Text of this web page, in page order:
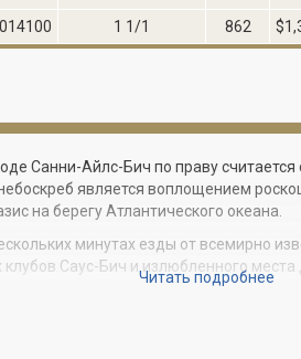
1 1/1 862
Санни-Айлс-Бич по праву
является воплощением
на берегу Атлантического океана.
минутах езды от всемирно
Саус-Бич и излюбленного
в Jade Beach будет
Читать подробнее